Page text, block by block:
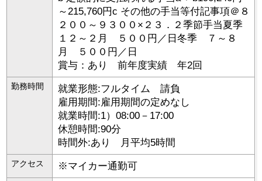
～215,760円c その他の手当等付記事項＠８
２００～９３００×２３．２季節手当夏季
１２～２月 ５００円／日冬季 ７～８
月 ５００円／日
賞与：あり 前年度実績 年2回
勤務時間
就業形態:フルタイム 請負
雇用期間:雇用期間の定めなし
就業時間:1）08:00－17:00
休憩時間:90分
時間外:あり 月平均5時間
アクセス ※マイカー通勤可